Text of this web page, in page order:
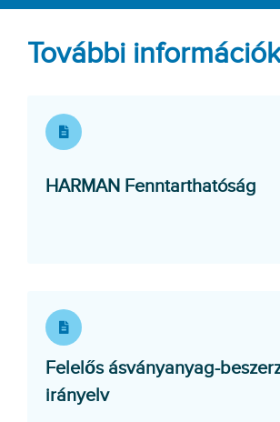
További információk
HARMAN Fenntarthatóság
Felelős ásványanyag-
irányelvOpens in a new